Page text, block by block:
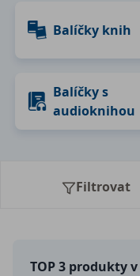
Balíčky knih
Balíčky s
audioknihou
Filtrovat
TOP 3 produkty